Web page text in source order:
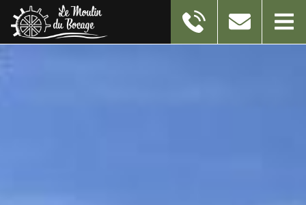
11 RUE DU MOULIN TAISNIERES-EN-THIERACHE